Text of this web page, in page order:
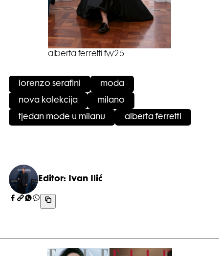
alberta ferretti fw25
lorenzo serafini moda
nova kolekcija milano
tjedan mode u milanu alberta ferretti
Editor: Ivan Ilić